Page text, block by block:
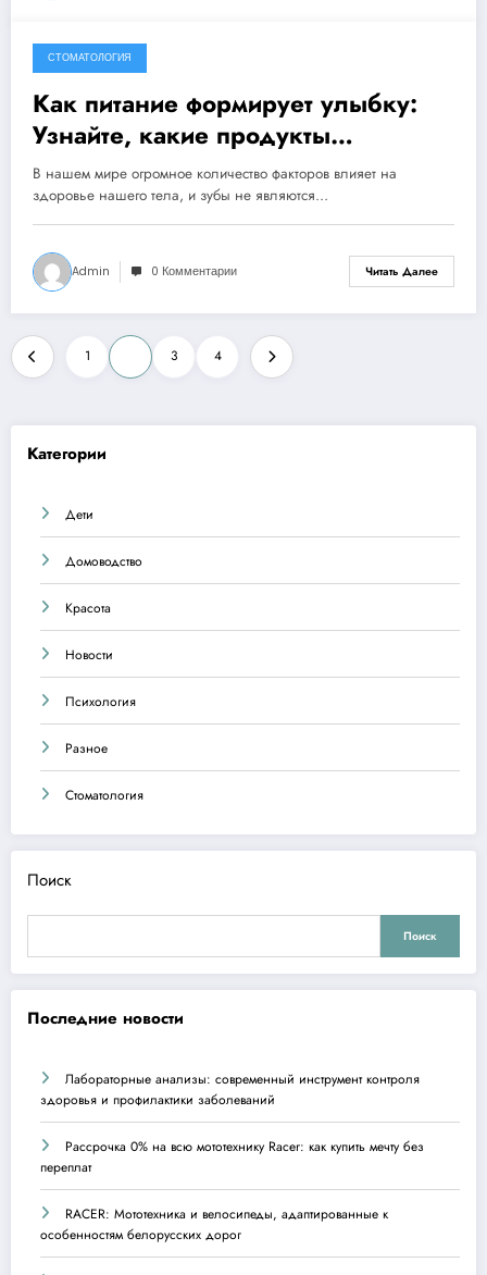
11 августа, 2024
СТОМАТОЛОГИЯ
Как питание формирует улыбку:
Узнайте, какие продукты
защищают вашу эмаль!
В нашем мире огромное количество факторов влияет на
здоровье нашего тела, и зубы не являются…
Admin 0 Комментарии Читать Далее
Пагинация
записей
1 3 4
Категории
Дети
Домоводство
Красота
Новости
Психология
Разное
Стоматология
Поиск
Поиск
Последние новости
Лабораторные анализы: современный инструмент контроля
здоровья и профилактики заболеваний
Рассрочка 0% на всю мототехнику Racer: как купить мечту без
переплат
RACER: Мототехника и велосипеды, адаптированные к
особенностям белорусских дорог